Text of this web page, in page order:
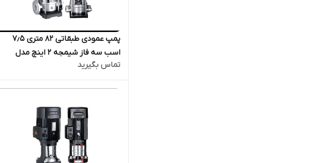
پمپ عمودی طبقاتی ۸۲ متری ۷٫۵
اسب سه فاز شیمجه ۲ اینچ مدل
BL16-6 | الکترو پمپ پروانه استیل
فشار قوی دیگ بخار
تماس بگیرید